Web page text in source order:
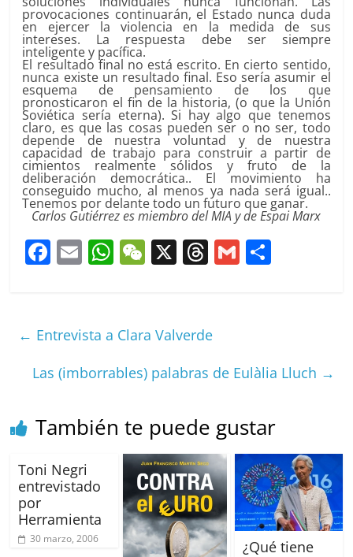
provocaciones continuarán, el Estado nunca duda
en ejercer la violencia en la medida de sus
intereses. La respuesta debe ser siempre
inteligente y pacífica.
El resultado final no está escrito. En cierto sentido,
nunca existe un resultado final. Eso sería asumir el
esquema de pensamiento de los que
pronosticaron el fin de la historia, (o que la Unión
Soviética sería eterna). Si hay algo que tenemos
claro, es que las cosas pueden ser o no ser, todo
depende de nuestra voluntad y de nuestra
capacidad de trabajo para construir a partir de
cimientos realmente sólidos y fruto de la
deliberación democrática.. El movimiento ha
conseguido mucho, al menos ya nada será igual..
Tenemos por delante todo un futuro que ganar.
Carlos Gutiérrez es miembro del MIA y de Espai Marx
F
a
e
b
o
k
E
m
l
W
h
s
A
p
W
e
h
at
X T
h
a
d
s
G
m
tir
← Entrevista a Clara Valverde
Las (imborrables) palabras de Eulàlia Lluch →
También te puede gustar
Toni Negri
entrevistado
por
Herramienta
30 marzo, 2006
¿Qué tiene